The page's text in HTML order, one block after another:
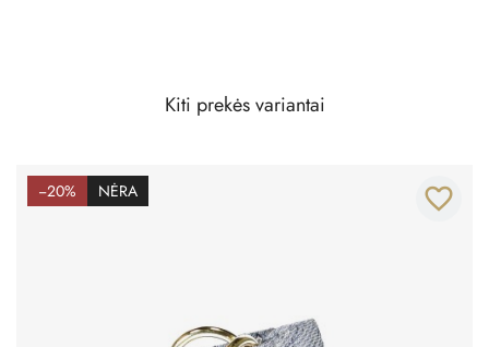
Kiti prekės variantai
−20% NĖRA favorite_border